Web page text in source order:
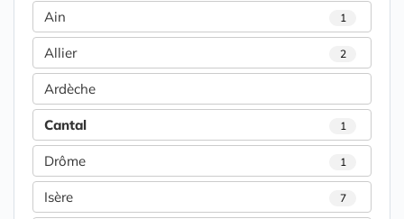
Ain 1
Allier 2
Ardèche
Cantal 1
Drôme 1
Isère 7